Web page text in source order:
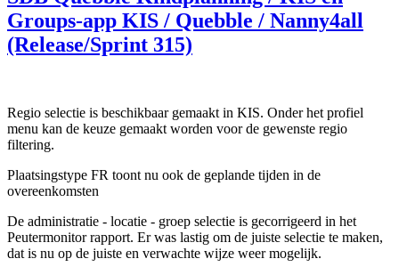
Groups-app KIS / Quebble / Nanny4all
(Release/Sprint 315)
Regio selectie is beschikbaar gemaakt in KIS. Onder het profiel
menu kan de keuze gemaakt worden voor de gewenste regio
filtering.
Plaatsingstype FR toont nu ook de geplande tijden in de
overeenkomsten
De administratie - locatie - groep selectie is gecorrigeerd in het
Peutermonitor rapport. Er was lastig om de juiste selectie te maken,
dat is nu op de juiste en verwachte wijze weer mogelijk.